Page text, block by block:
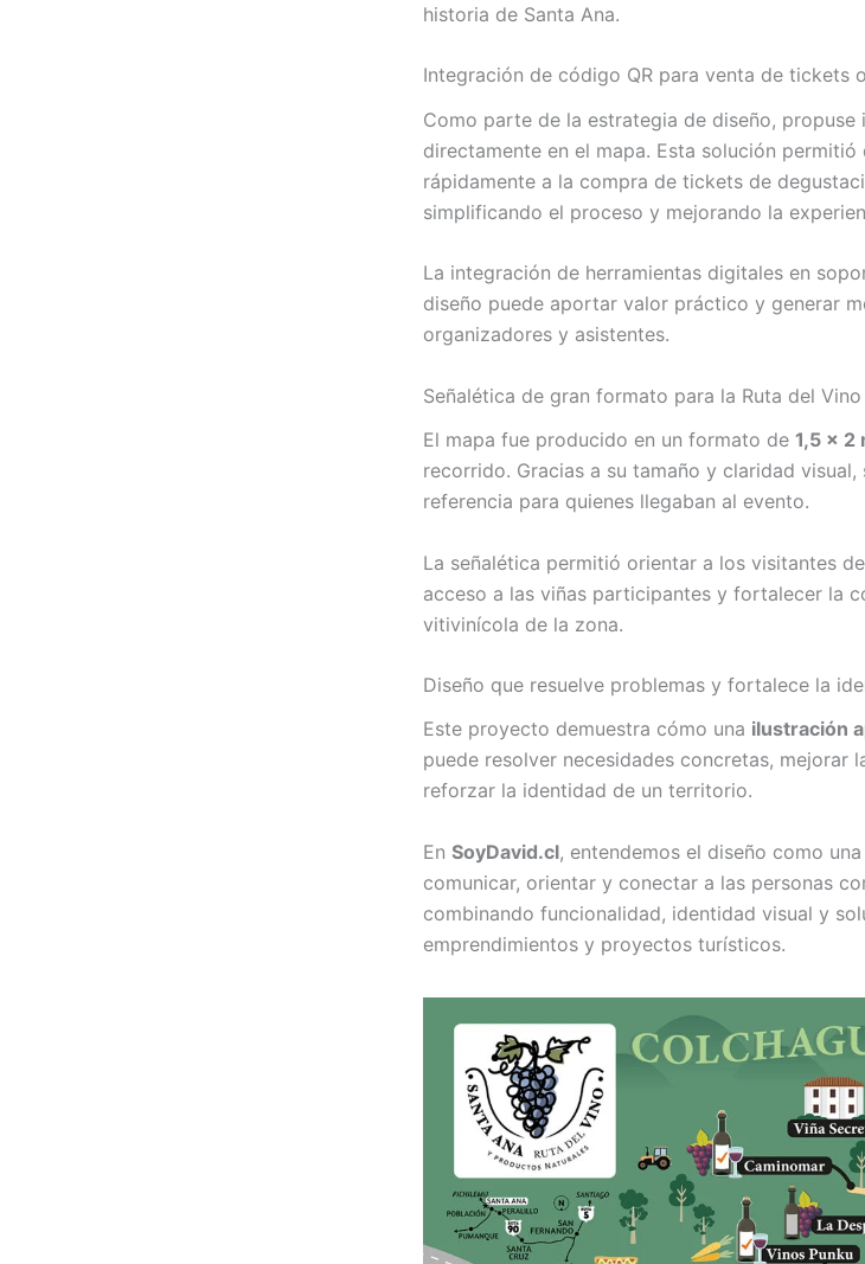
historia de Santa Ana.
Integración de código QR para venta de tickets
Como parte de la estrategia de diseño, propuse
directamente en el mapa. Esta solución
rápidamente a la compra de tickets de
simplificando el proceso y mejorando la
La integración de herramientas digitales en
diseño puede aportar valor práctico y generar
organizadores y asistentes.
Señalética de gran formato para la Ruta del Vino
El mapa fue producido en un formato de 1,5 x 2
recorrido. Gracias a su tamaño y claridad
referencia para quienes llegaban al evento.
La señalética permitió orientar a los visitantes
acceso a las viñas participantes y fortalecer la
vitivinícola de la zona.
Diseño que resuelve problemas y fortalece la
Este proyecto demuestra cómo una ilustración
puede resolver necesidades concretas, mejorar
reforzar la identidad de un territorio.
En SoyDavid.cl, entendemos el diseño como
comunicar, orientar y conectar a las personas
combinando funcionalidad, identidad visual y
emprendimientos y proyectos turísticos.